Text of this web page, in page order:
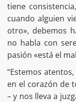
tiene
cuando alguien
otro», debemos
no habla con
pasión «está el
“Estemos
en el corazón de
– y nos lleva a